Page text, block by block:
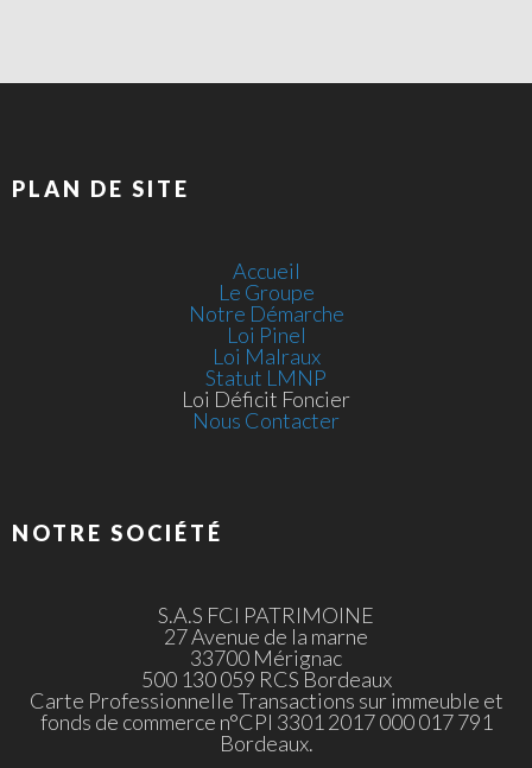
PLAN DE SITE
Accueil
Le Groupe
Notre Démarche
Loi Pinel
Loi Malraux
Statut LMNP
Loi Déficit Foncier
Nous Contacter
NOTRE SOCIÉTÉ
S.A.S FCI PATRIMOINE
27 Avenue de la marne
33700 Mérignac
500 130 059 RCS Bordeaux
Carte Professionnelle Transactions sur immeuble et
fonds de commerce n°CPI 3301 2017 000 017 791
Bordeaux.